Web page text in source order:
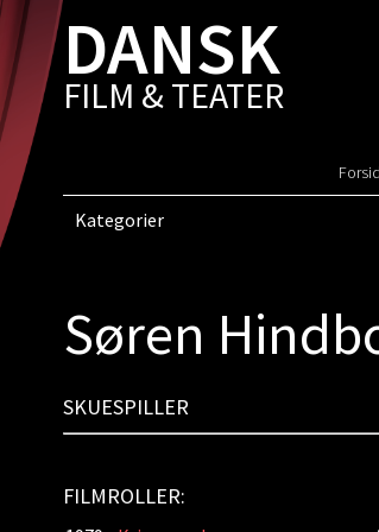
DANSK
FILM & TEATER
Kategorier
Søren
SKUESPILLER
FILMROLLER: